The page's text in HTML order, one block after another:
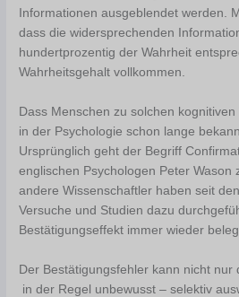
Informationen ausgeblendet werden.
dass die widersprechenden
hundertprozentig der Wahrheit
Wahrheitsgehalt vollkommen.
Dass Menschen zu solchen
in der Psychologie schon lange
Ursprünglich geht der Begriff
englischen Psychologen Peter Wason
andere Wissenschaftler haben seit
Versuche und Studien dazu
Bestätigungseffekt immer wieder
Der Bestätigungsfehler kann nicht nur
in der Regel unbewusst – selektiv